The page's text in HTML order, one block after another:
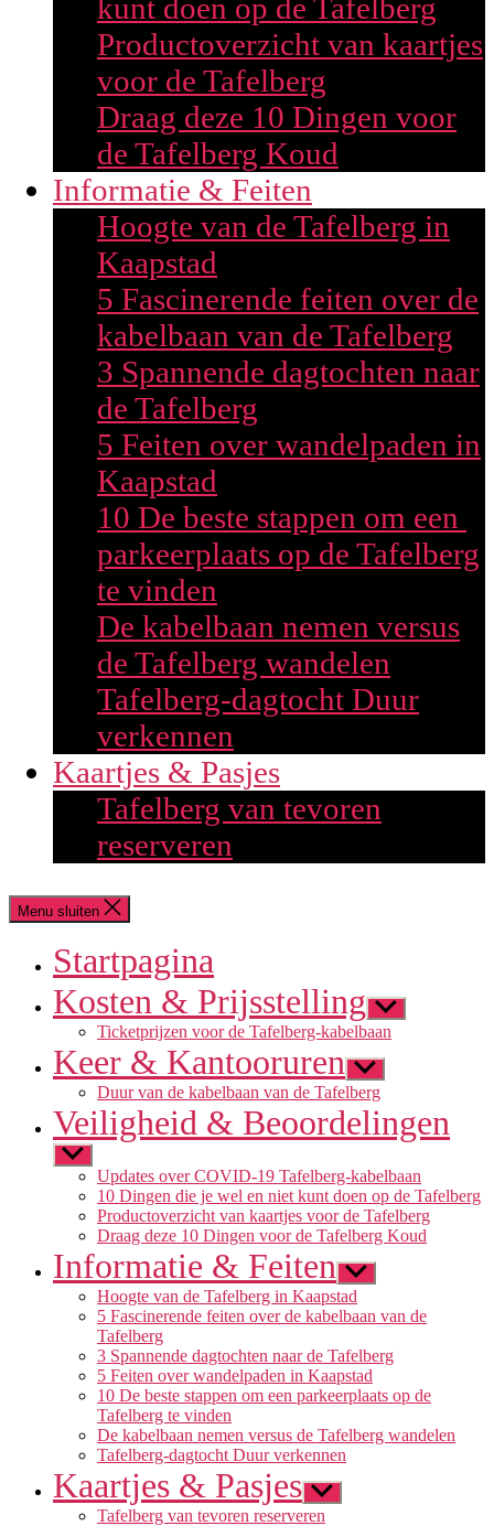
kunt doen op de Tafelberg
Productoverzicht van kaartjes
voor de Tafelberg
Draag deze 10 Dingen voor
de Tafelberg Koud
Informatie & Feiten
Hoogte van de Tafelberg in
Kaapstad
5 Fascinerende feiten over de
kabelbaan van de Tafelberg
3 Spannende dagtochten naar
de Tafelberg
5 Feiten over wandelpaden in
Kaapstad
10 De beste stappen om een ​​
parkeerplaats op de Tafelberg
te vinden
De kabelbaan nemen versus
de Tafelberg wandelen
Tafelberg-dagtocht Duur
verkennen
Kaartjes & Pasjes
Tafelberg van tevoren
reserveren
Menu sluiten
Startpagina
Kosten & Prijsstelling Submenu
weergeven
Ticketprijzen voor de Tafelberg-kabelbaan
Keer & Kantooruren
Submenu
weergeven
Duur van de kabelbaan van de Tafelberg
Veiligheid & Beoordelingen
Submenu
weergevenUpdates over COVID-19 Tafelberg-kabelbaan
10 Dingen die je wel en niet kunt doen op de Tafelberg
Productoverzicht van kaartjes voor de Tafelberg
Draag deze 10 Dingen voor de Tafelberg Koud
Informatie & Feiten
Submenu
weergeven
Hoogte van de Tafelberg in Kaapstad
5 Fascinerende feiten over de kabelbaan van de
Tafelberg
3 Spannende dagtochten naar de Tafelberg
5 Feiten over wandelpaden in Kaapstad
10 De beste stappen om een ​​parkeerplaats op de
Tafelberg te vinden
De kabelbaan nemen versus de Tafelberg wandelen
Tafelberg-dagtocht Duur verkennen
Kaartjes & Pasjes Submenu
weergeven
Tafelberg van tevoren reserveren